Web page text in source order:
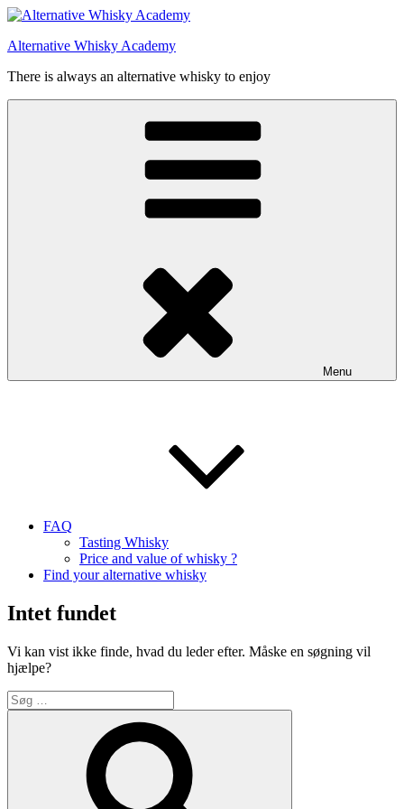
Videre
indhold
Alternative Whisky Academy
There is always an alternative whisky to enjoy
Menu
FAQ
Tasting Whisky
Price and value of whisky ?
Find your alternative whisky
Intet fundet
Vi kan vist ikke finde, hvad du leder efter. Måske en søgning vil
hjælpe?
Søg
efter: